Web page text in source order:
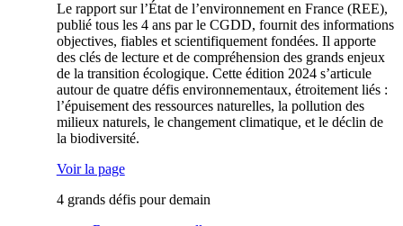
Le rapport sur l’État de l’environnement en France (REE),
publié tous les 4 ans par le CGDD, fournit des informations
objectives, fiables et scientifiquement fondées. Il apporte
des clés de lecture et de compréhension des grands enjeux
de la transition écologique. Cette édition 2024 s’articule
autour de quatre défis environnementaux, étroitement liés :
l’épuisement des ressources naturelles, la pollution des
milieux naturels, le changement climatique, et le déclin de
la biodiversité.
Voir la page
4 grands défis pour demain